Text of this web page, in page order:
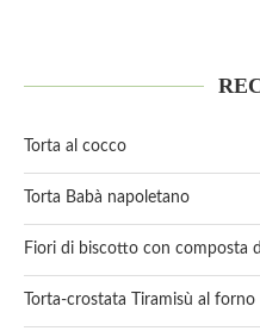
Torta al cocco
Torta Babà napoletano
Fiori di biscotto con composta
Torta-crostata Tiramisù al forno